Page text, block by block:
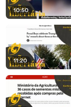
10:50
11:20